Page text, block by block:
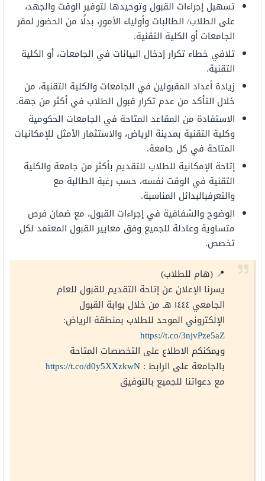
تسهيل إجراءات القبول وتوحيدها لتوفير الوقت والجهد،
على الطلاب/ الطالبات وأولياء الأمور، بدلًا من الحضور لمقر
الجامعات أو الكلية التقنية.
تلافي خطاء تكرار إدخال البيانات في الجامعات، أو الكلية
التقنية.
زيادة أعداد المقبولين في الجامعات والكلية التقنية، من
خلال التأكد من عدم تكرار قبول الطلاب في أكثر من جهة.
الاستفادة من المقاعد المتاحة في الجامعات الحكومية
وكلية التقنية بمدينة الرياض، والاستثمار الأمثل للإمكانيات
المتاحة في كل جامعة.
إتاحة الإمكانية للطلاب للتقديم بأكثر من جامعة والكلية
التقنية في الوقت نفسه، حسب رغبة الطالبة مع
والتعرفبالبدائل المناسبة.
الوضوح والشفافية في إجراءات القبول، مع ضمان فرص
متساوية وعادلة للجميع وفق معايير القبول المعتمد لكل
تخصص.
📍 (هام للطلاب)
يسرنا الإعلان عن إتاحة التقديم للقبول للعام
الجامعي ١٤٤٤ هـ من خلال بوابة القبول
الإلكتروني الموحد للطلاب بمنطقة الرياض:
https://t.co/3njvPze5aZ
ويمكنكم الاطلاع على التخصصات المتاحة
بالجامعة على الرابط : https://t.co/d0y5XXzkwN
مع دعواتنا للجميع بالتوفيق